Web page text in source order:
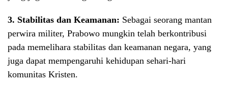
3. Stabilitas dan Keamanan: Sebagai seorang mantan
perwira militer, Prabowo mungkin telah berkontribusi
pada memelihara stabilitas dan keamanan negara, yang
juga dapat mempengaruhi kehidupan sehari-hari
komunitas Kristen.